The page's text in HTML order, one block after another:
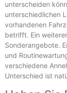
unterscheiden
unterschiedlichen
vorhandenen
betrifft. Ein
Sonderangebote.
und
verschiedene
Unterschied ist